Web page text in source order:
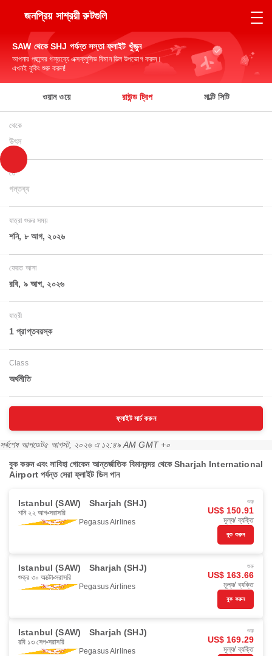
জনপ্রিয় সাশ্রয়ী রুটগুলি
SAW থেকে SHJ পর্যন্ত সস্তা ফ্লাইট খুঁজুন
আপনার পছন্দের গন্তব্যে এক্সক্লুসিভ বিমান ডিল উপভোগ করুন।
এখনই বুকিং শুরু করুন!
ওয়ান ওয়ে রাউন্ড ট্রিপ মাল্টি সিটি
থেকে
উৎস
তে
গন্তব্য
যাত্রা শুরুর সময়
শনি, ৮ আগ, ২০২৬
ফেরত আসা
রবি, ৯ আগ, ২০২৬
যাত্রী
1 প্রাপ্তবয়স্ক
Class
অর্থনীতি
ফ্লাইট সার্চ করুন
সর্বশেষ আপডেট৫ আগস্ট, ২০২৬ এ ১২:৪৯ AM GMT +০
বুক করুন এবং সাবিহা গোকেন আন্তর্জাতিক বিমানবন্দর থেকে Sharjah International
Airport পর্যন্ত সেরা ফ্লাইট ডিল পান
Istanbul (SAW) Sharjah (SHJ)
শনি ২২ আগ সরাসরি
Pegasus Airlines
শুরু
US$ 150.91
মূল্য/ ব্যক্তি
বুক করুন
Istanbul (SAW) Sharjah (SHJ)
শুক্র ৩০ অক্টো সরাসরি
Pegasus Airlines
শুরু
US$ 163.66
মূল্য/ ব্যক্তি
বুক করুন
Istanbul (SAW) Sharjah (SHJ)
রবি ১৩ সেপ সরাসরি
Pegasus Airlines
শুরু
US$ 169.29
মূল্য/ ব্যক্তি